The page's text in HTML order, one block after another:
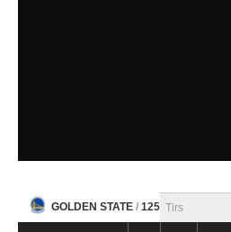
GOLDEN STATE / 125 Tirs